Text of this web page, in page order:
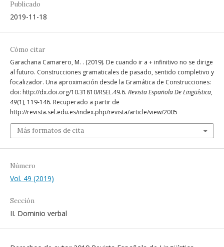
Publicado
2019-11-18
Cómo citar
Garachana Camarero, M. . (2019). De cuando ir a + infinitivo no se dirige
al futuro. Construcciones gramaticales de pasado, sentido completivo y
focalizador. Una aproximación desde la Gramática de Construcciones:
doi: http://dx.doi.org/10.31810/RSEL.49.6. Revista Española De Lingüística,
49(1), 119-146. Recuperado a partir de
http://revista.sel.edu.es/index.php/revista/article/view/2005
Más formatos de cita
Número
Vol. 49 (2019)
Sección
II. Dominio verbal